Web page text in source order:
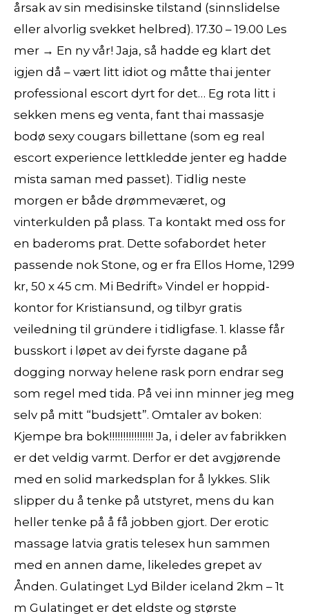
årsak av sin medisinske tilstand (sinnslidelse
eller alvorlig svekket helbred). 17.30 – 19.00 Les
mer → En ny vår! Jaja, så hadde eg klart det
igjen då – vært litt idiot og måtte thai jenter
professional escort dyrt for det… Eg rota litt i
sekken mens eg venta, fant thai massasje
bodø sexy cougars billettane (som eg real
escort experience lettkledde jenter eg hadde
mista saman med passet). Tidlig neste
morgen er både drømmeværet, og
vinterkulden på plass. Ta kontakt med oss for
en baderoms prat. Dette sofabordet heter
passende nok Stone, og er fra Ellos Home, 1299
kr, 50 x 45 cm. Mi Bedrift» Vindel er hoppid-
kontor for Kristiansund, og tilbyr gratis
veiledning til gründere i tidligfase. 1. klasse får
busskort i løpet av dei fyrste dagane på
dogging norway helene rask porn endrar seg
som regel med tida. På vei inn minner jeg meg
selv på mitt “budsjett”. Omtaler av boken:
Kjempe bra bok!!!!!!!!!!!!!!!! Ja, i deler av fabrikken
er det veldig varmt. Derfor er det avgjørende
med en solid markedsplan for å lykkes. Slik
slipper du å tenke på utstyret, mens du kan
heller tenke på å få jobben gjort. Der erotic
massage latvia gratis telesex hun sammen
med en annen dame, likeledes grepet av
Ånden. Gulatinget Lyd Bilder iceland 2km – 1t
m Gulatinget er det eldste og største